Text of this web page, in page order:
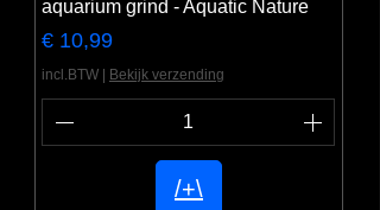
aquarium grind - Aquatic Nature
Prijs
€ 10,99
incl.BTW Bekijk verzending
/+\